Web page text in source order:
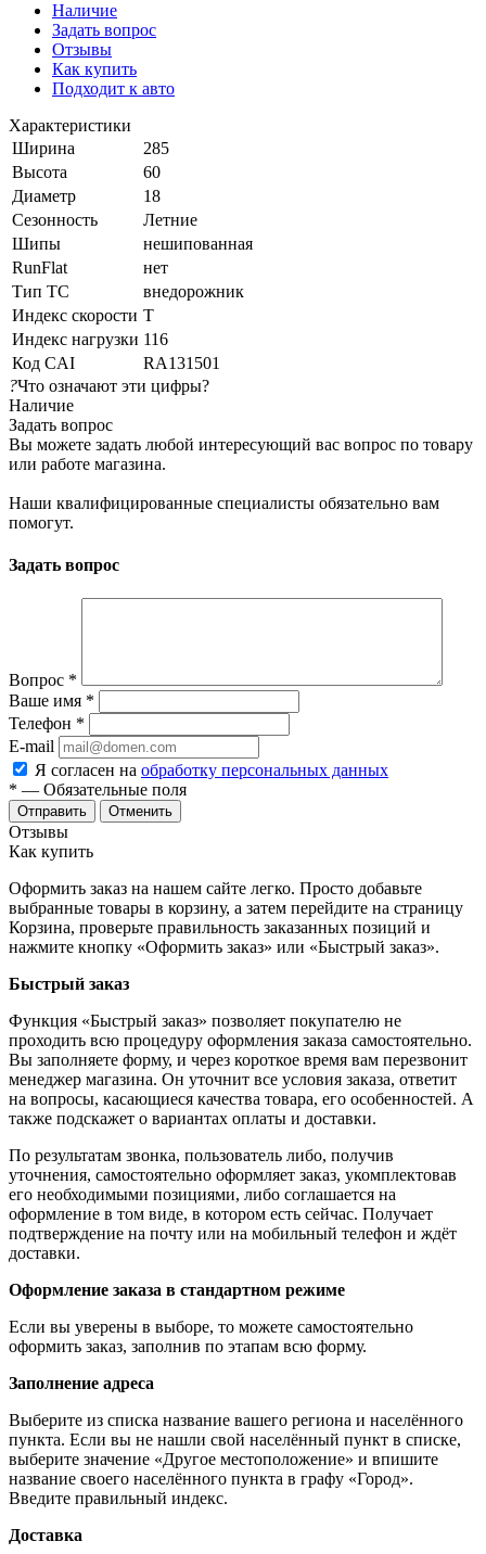
Наличие
Задать вопрос
Отзывы
Как купить
Подходит к авто
Характеристики
Ширина
285
Высота
60
Диаметр
18
Сезонность
Летние
Шипы
нешипованная
RunFlat
нет
Тип ТС
внедорожник
Индекс скорости T
Индекс нагрузки 116
Код CAI
RA131501
?Что означают эти цифры?
Наличие
Задать вопрос
Вы можете задать любой интересующий вас вопрос по товару
или работе магазина.
Наши квалифицированные специалисты обязательно вам
помогут.
Задать вопрос
Вопрос *
Ваше имя *
Телефон *
E-mail
Я согласен на обработку персональных данных
* — Обязательные поля
Отменить
Отзывы
Как купить
Оформить заказ на нашем сайте легко. Просто добавьте
выбранные товары в корзину, а затем перейдите на страницу
Корзина, проверьте правильность заказанных позиций и
нажмите кнопку «Оформить заказ» или «Быстрый заказ».
Быстрый заказ
Функция «Быстрый заказ» позволяет покупателю не
проходить всю процедуру оформления заказа самостоятельно.
Вы заполняете форму, и через короткое время вам перезвонит
менеджер магазина. Он уточнит все условия заказа, ответит
на вопросы, касающиеся качества товара, его особенностей. А
также подскажет о вариантах оплаты и доставки.
По результатам звонка, пользователь либо, получив
уточнения, самостоятельно оформляет заказ, укомплектовав
его необходимыми позициями, либо соглашается на
оформление в том виде, в котором есть сейчас. Получает
подтверждение на почту или на мобильный телефон и ждёт
доставки.
Оформление заказа в стандартном режиме
Если вы уверены в выборе, то можете самостоятельно
оформить заказ, заполнив по этапам всю форму.
Заполнение адреса
Выберите из списка название вашего региона и населённого
пункта. Если вы не нашли свой населённый пункт в списке,
выберите значение «Другое местоположение» и впишите
название своего населённого пункта в графу «Город».
Введите правильный индекс.
Доставка